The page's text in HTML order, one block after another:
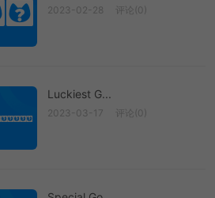
it.
2023-02-28 评论(0)
G...
Luckiest G...
2023-03-17 评论(0)